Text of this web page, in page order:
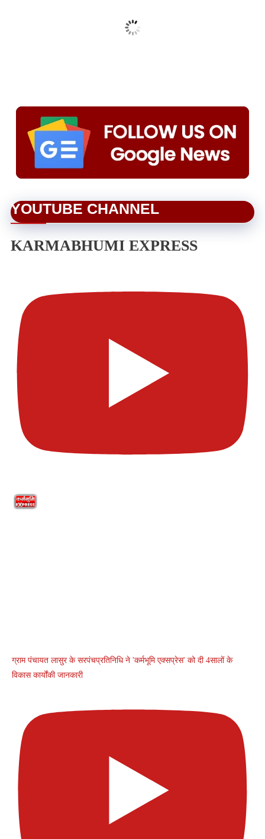
YOUTUBE CHANNEL
KARMABHUMI EXPRESS
ग्राम पंचायत लासुर के सरपंचप्रतिनिधि ने 'कर्मभूमि एक्सप्रेस' को दी 4सालों के
विकास कार्योंकी जानकारी